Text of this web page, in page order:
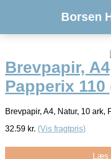
Borsen
Brevpapir,
Papperix 110
Brevpapir, A4, Natur, 10 ark,
32.59 kr. (Vis fragtpris)
Læs